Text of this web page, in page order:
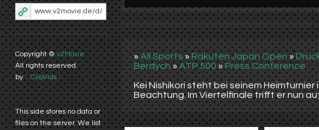
Copyright © v2Movie
All rights reserved.
by :: ClipVids ::
This side stores no data or
files on the server. We list
»All Sports»Rakuten Japan Open»
Berdych»ATP 500» Press Conference
Kei Nishikori steht bei seinem
Beachtung. Im Viertelfinale trifft er nun